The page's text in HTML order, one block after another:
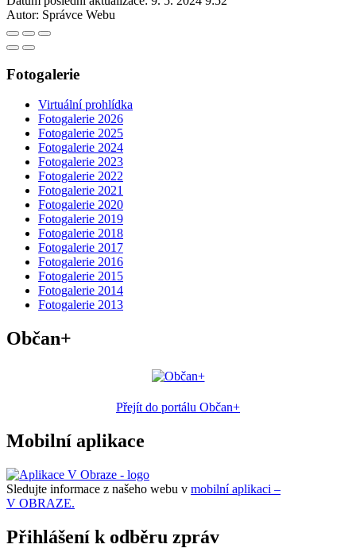
Autor: Správce Webu
Fotogalerie
Virtuální prohlídka
Fotogalerie 2026
Fotogalerie 2025
Fotogalerie 2024
Fotogalerie 2023
Fotogalerie 2022
Fotogalerie 2021
Fotogalerie 2020
Fotogalerie 2019
Fotogalerie 2018
Fotogalerie 2017
Fotogalerie 2016
Fotogalerie 2015
Fotogalerie 2014
Fotogalerie 2013
Občan+
Přejít do portálu Občan+
Mobilní aplikace
Sledujte informace z našeho webu v mobilní aplikaci –
V OBRAZE.
Přihlášení k odběru zpráv